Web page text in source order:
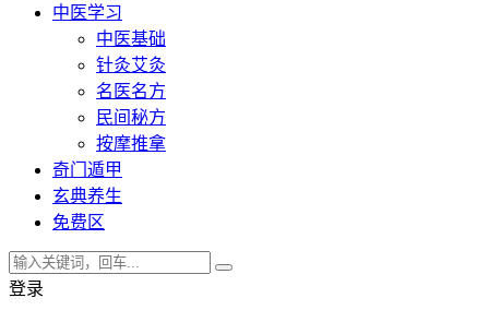
中医学习
中医基础
针灸艾灸
名医名方
民间秘方
按摩推拿
奇门遁甲
玄典养生
免费区
登录